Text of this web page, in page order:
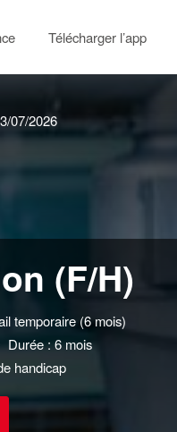
Télécharger l’app
07/2026
(F/H)
temporaire (6 mois)
Durée : 6 mois
handicap